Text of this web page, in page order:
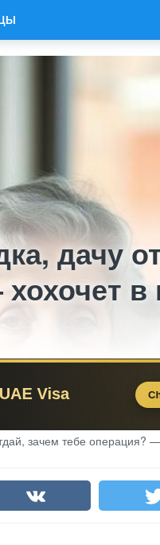
дачу
в
зачем тебе операция? —